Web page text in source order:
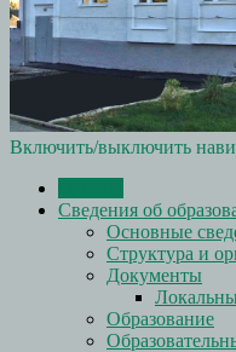
Включить/выключить
Сведения об
Основные
Структура и
Документы
Образование